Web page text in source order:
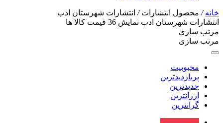
خانه/ محصول انتشارات/ انتشارات شهرستان ادب
انتشارات شهرستان ادب نمایش 36 قیمت کالا ها
مرتب سازی
مرتب سازی
محبوبیت
پربازدیدترین
جدیدترین
ارزانترین
گرانترین